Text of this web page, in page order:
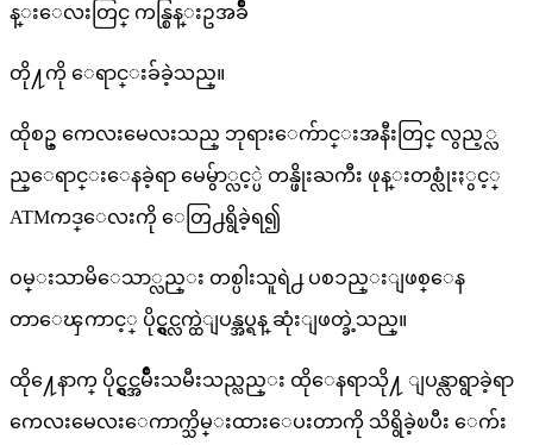
န္းေလးတြင္ ကန္စြန္းဥအခ်ိဳ
တို႔ကို ေရာင္းခ်ခဲ့သည္။
ထိုစဥ္ ကေလးမေလးသည္ ဘုရားေက်ာင္းအနီးတြင္ လွည့္လ
ည္ေရာင္းေနခဲ့ရာ မေမွ်ာ္လင့္ပဲ တန္ဖိုးႀကီး ဖုန္းတစ္လုံးႏွင့္
ATMကဒ္ေလးကို ေတြ႕ရွိခဲ့ရ၍
ဝမ္းသာမိေသာ္လည္း တစ္ပါးသူရဲ႕ ပစၥည္းျဖစ္ေန
တာေၾကာင့္ ပိုင္ရွင္လက္ထဲျပန္အပ္ရန္ ဆုံးျဖတ္ခဲ့သည္။
ထို႔ေနာက္ ပိုင္ရွင္အမ်ိဳးသမီးသည္လည္း ထိုေနရာသို႔ ျပန္လာရွာခဲ့ရာ
ကေလးမေလးေကာက္သိမ္းထားေပးတာကို သိရွိခဲ့ၿပီး ေက်း